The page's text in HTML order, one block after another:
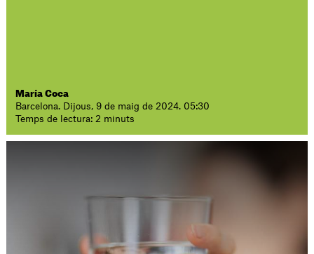
María Coca
Barcelona. Dijous, 9 de maig de 2024. 05:30
Temps de lectura: 2 minuts